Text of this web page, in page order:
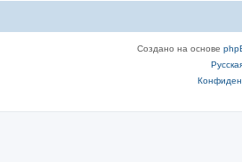
Создано на основе